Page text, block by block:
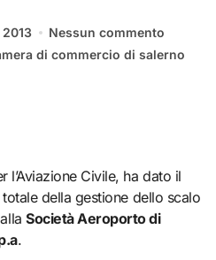
2013
Nessun commento
di commercio di salerno
l’Aviazione Civile, ha dato il
della gestione dello scalo
Società Aeroporto di
.